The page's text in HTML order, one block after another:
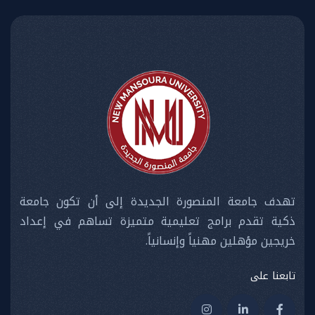
تهدف جامعة المنصورة الجديدة إلى أن تكون جامعة
ذكية تقدم برامج تعليمية متميزة تساهم في إعداد
خريجين مؤهلين مهنياً وإنسانياً.
تابعنا على